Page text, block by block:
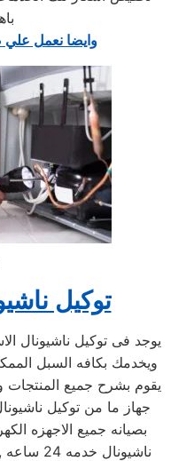
وايضا نعمل علي
توكيل
يوجد فى توكيل ناشيونال
ويخدمك بكافه السبل
يقوم بشرح جميع المنتجات
جهاز ما من توكيل
بصيانه جميع الاجهزه